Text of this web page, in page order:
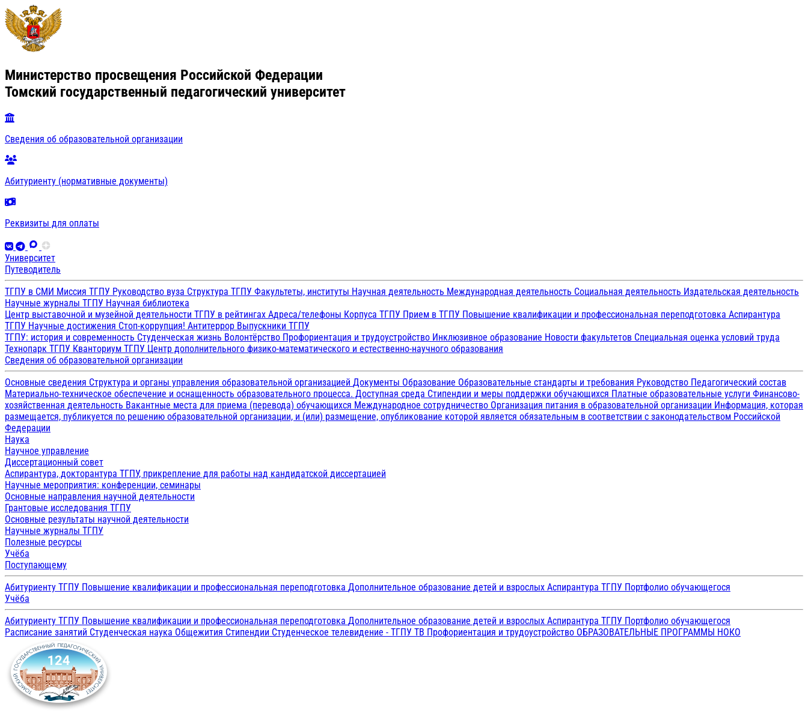
Министерство просвещения Российской Федерации
Томский государственный педагогический университет
Сведения об образовательной организации
Абитуриенту (нормативные документы)
Реквизиты для оплаты
Университет
Путеводитель
ТГПУ в СМИ Миссия ТГПУ Руководство вуза Структура ТГПУ Факультеты, институты Научная деятельность Международная деятельность Социальная деятельность Издательская деятельность
Научные журналы ТГПУ Научная библиотека
Центр выставочной и музейной деятельности ТГПУ в рейтингах Адреса/телефоны Корпуса ТГПУ Прием в ТГПУ Повышение квалификации и профессиональная переподготовка Аспирантура
ТГПУ Научные достижения Стоп-коррупция! Антитеррор Выпускники ТГПУ
ТГПУ: история и современность Студенческая жизнь Волонтёрство Профориентация и трудоустройство Инклюзивное образование Новости факультетов Специальная оценка условий труда
Технопарк ТГПУ Кванториум ТГПУ Центр дополнительного физико-математического и естественно-научного образования
Сведения об образовательной организации
Основные сведения Структура и органы управления образовательной организацией Документы Образование Образовательные стандарты и требования Руководство Педагогический состав
Материально-техническое обеспечение и оснащенность образовательного процесса. Доступная среда Стипендии и меры поддержки обучающихся Платные образовательные услуги Финансово-
хозяйственная деятельность Вакантные места для приема (перевода) обучающихся Международное сотрудничество Организация питания в образовательной организации Информация, которая
размещается, публикуется по решению образовательной организации, и (или) размещение, опубликование которой является обязательным в соответствии с законодательством Российской
Федерации
Наука
Научное управление
Диссертационный совет
Аспирантура, докторантура ТГПУ, прикрепление для работы над кандидатской диссертацией
Научные мероприятия: конференции, семинары
Основные направления научной деятельности
Грантовые исследования ТГПУ
Основные результаты научной деятельности
Научные журналы ТГПУ
Полезные ресурсы
Учёба
Поступающему
Абитуриенту ТГПУ Повышение квалификации и профессиональная переподготовка Дополнительное образование детей и взрослых Аспирантура ТГПУ Портфолио обучающегося
Учёба
Абитуриенту ТГПУ Повышение квалификации и профессиональная переподготовка Дополнительное образование детей и взрослых Аспирантура ТГПУ Портфолио обучающегося
Расписание занятий Студенческая наука Общежития Стипендии Студенческое телевидение - ТГПУ ТВ Профориентация и трудоустройство ОБРАЗОВАТЕЛЬНЫЕ ПРОГРАММЫ НОКО